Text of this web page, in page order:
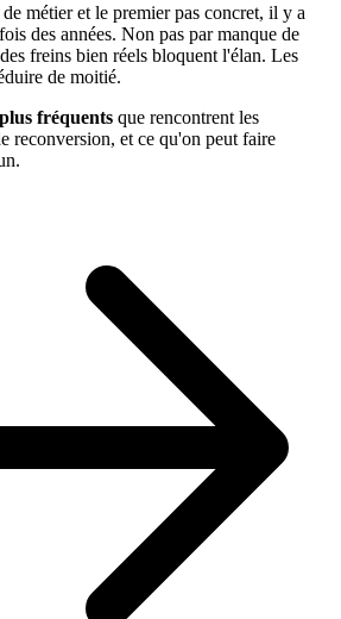
métier et le premier pas concret, il y a
des années. Non pas par manque de
freins bien réels bloquent l'élan. Les
de moitié.
fréquents que rencontrent les
reconversion, et ce qu'on peut faire